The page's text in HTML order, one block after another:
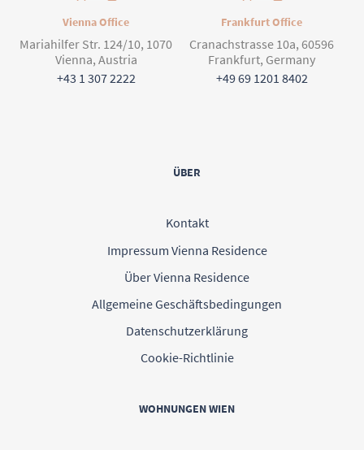
Vienna Office
Mariahilfer Str. 124/10, 1070
Vienna, Austria
+43 1 307 2222
Frankfurt Office
Cranachstrasse 10a, 60596
Frankfurt, Germany
+49 69 1201 8402
ÜBER
Kontakt
Impressum Vienna Residence
Über Vienna Residence
Allgemeine Geschäftsbedingungen
Datenschutzerklärung
Cookie-Richtlinie
WOHNUNGEN WIEN